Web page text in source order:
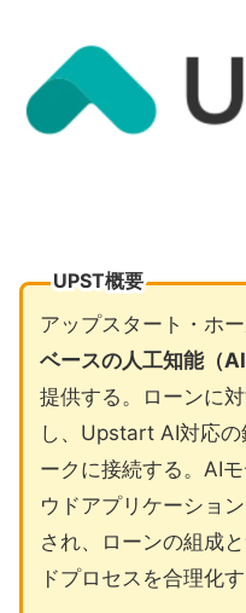
UPST概要
アップスタート・ホー
ベースの人工知能（
提供する。ローンに
し、Upstart AI対応
ークに接続する。AI
ウドアプリケーショ
され、ローンの組成
ドプロセスを合理化す